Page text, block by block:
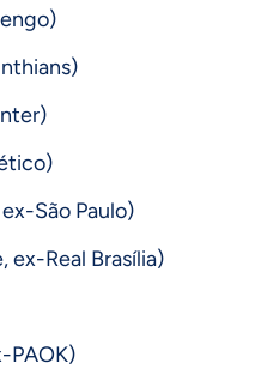
São Paulo)
ex-Real Brasília)
PAOK)